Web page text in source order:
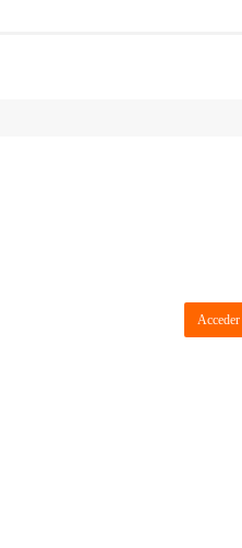
Acceder